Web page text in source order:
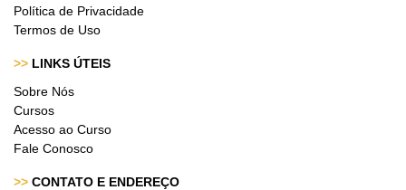
Política de Privacidade
Termos de Uso
>> LINKS ÚTEIS
Sobre Nós
Cursos
Acesso ao Curso
Fale Conosco
>> CONTATO E ENDEREÇO